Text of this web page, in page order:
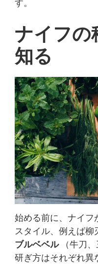
ナイフの
知る
始める前に、ナイフ
スタイル、例えば
ブルベベル（牛刀、
研ぎ方はそれぞれ異